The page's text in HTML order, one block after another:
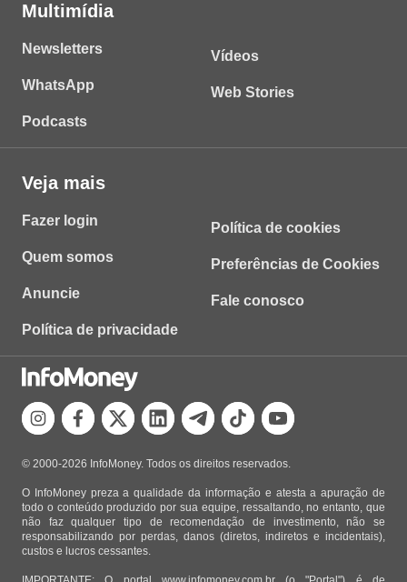
Multimídia
Newsletters
WhatsApp
Podcasts
Vídeos
Web Stories
Veja mais
Fazer login
Quem somos
Anuncie
Política de privacidade
Política de cookies
Preferências de Cookies
Fale conosco
© 2000-2026 InfoMoney. Todos os direitos reservados.
O InfoMoney preza a qualidade da informação e atesta a apuração de
todo o conteúdo produzido por sua equipe, ressaltando, no entanto, que
não faz qualquer tipo de recomendação de investimento, não se
responsabilizando por perdas, danos (diretos, indiretos e incidentais),
custos e lucros cessantes.